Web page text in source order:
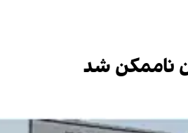
ناممکن شد